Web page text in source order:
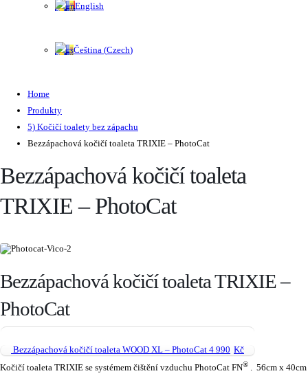
English
Čeština (Czech)
Home
Produkty
5) Kočičí toalety bez zápachu
Bezzápachová kočičí toaleta TRIXIE – PhotoCat
Bezzápachová kočičí toaleta
TRIXIE – PhotoCat
Bezzápachová kočičí toaleta TRIXIE –
PhotoCat
Bezzápachová kočičí toaleta WOOD XL – PhotoCat 4 990 Kč
Kočičí toaleta TRIXIE se systémem čištění vzduchu PhotoCat FN® . 56cm x 40cm